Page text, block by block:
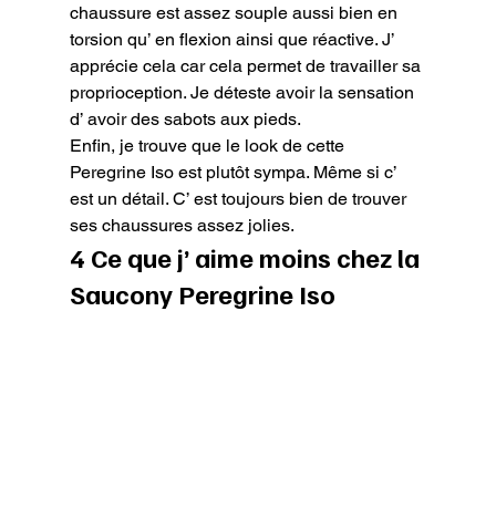
chaussure est assez souple aussi bien en
torsion qu’ en flexion ainsi que réactive. J’
apprécie cela car cela permet de travailler sa
proprioception. Je déteste avoir la sensation
d’ avoir des sabots aux pieds.
Enfin, je trouve que le look de cette
Peregrine Iso est plutôt sympa. Même si c’
est un détail. C’ est toujours bien de trouver
ses chaussures assez jolies.
4 Ce que j’ aime moins chez la
Saucony Peregrine Iso